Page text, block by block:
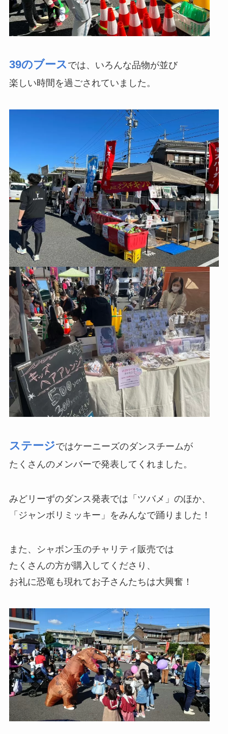
39のブース では、いろんな品物が並び
楽しい時間を過ごされていました。
ステージではケーニーズのダンスチームが
たくさんのメンバーで発表してくれました。
みどリーずのダンス発表では「ツバメ」のほか、
「ジャンボリミッキー」をみんなで踊りました！
また、シャボン玉のチャリティ販売では
たくさんの方が購入してくださり、
お礼に恐竜も現れてお子さんたちは大興奮！